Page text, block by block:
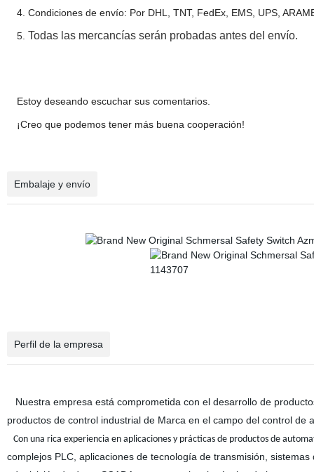
4. Condiciones de envío: Por DHL, TNT, FedEx, EMS, UPS,
5. Todas las mercancías serán probadas antes del envío.
Estoy deseando escuchar sus comentarios.
¡Creo que podemos tener más buena cooperación!
Embalaje y envío
Perfil de la empresa
Nuestra empresa está comprometida con el desarrollo de
productos de control industrial de Marca en el campo del control de
Con una rica experiencia en aplicaciones y prácticas de productos de
complejos PLC, aplicaciones de tecnología de transmisión,